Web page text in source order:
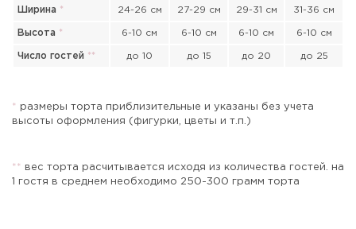
Ширина * 24-26 см 27-29 см 29-31 см 31-36 см
Высота * 6-10 см 6-10 см 6-10 см 6-10 см
Число гостей ** до 10 до 15 до 20 до 25
*
размеры торта приблизительные и указаны без учета
высоты оформления (фигурки, цветы и т.п.)
* *
вес торта расчитывается исходя из количества гостей. на
1 гостя в среднем необходимо 250-300 грамм торта
Отправить